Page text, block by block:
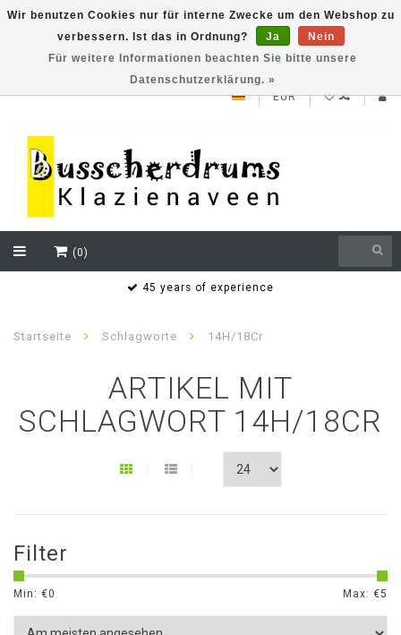
NEW ROLAND V71 series testklaar
EUR
(0)
45 years of experience
Startseite Schlagworte 14H/18Cr
ARTIKEL MIT
SCHLAGWORT 14H/18CR
Filter
Min: €0 Max: €5
Wir benutzen Cookies nur für interne Zwecke um den Webshop zu
verbessern. Ist das in Ordnung?
Ja
Nein
Für weitere Informationen beachten Sie bitte unsere
Datenschutzerklärung. »